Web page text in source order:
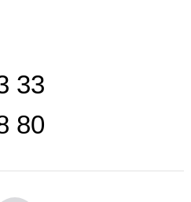
33
80